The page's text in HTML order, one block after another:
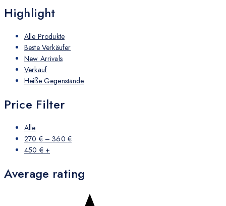
Highlight
Alle Produkte
Beste Verkäufer
New Arrivals
Verkauf
Heiße Gegenstände
Price Filter
Alle
270 € –360 €
450 €+
Average rating